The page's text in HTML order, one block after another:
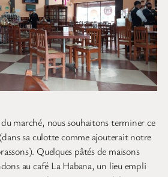
marché, nous souhaitons terminer ce
sa culotte comme ajouterait notre
Quelques pâtés de maisons
au café La Habana, un lieu empli